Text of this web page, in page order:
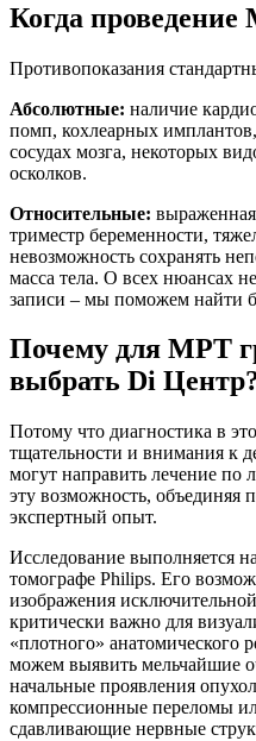
Когда
Противопоказания
Абсолютные: наличие
помп, кохлеарных
сосудах мозга, некоторых
осколков.
Относительные:
триместр беременности,
невозможность сохранять
масса тела. О всех нюансах
записи – мы поможем найти
Почему для МРТ
выбрать Di
Потому что диагностика в
тщательности и внимания к
могут направить лечение
эту возможность, объединяя
экспертный опыт.
Исследование выполняется
томографе Philips. Его
изображения
критически важно для
«плотного» анатомического
можем выявить мельчайшие
начальные проявления
компрессионные переломы
сдавливающие нервные